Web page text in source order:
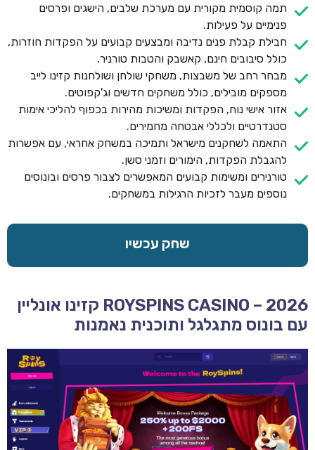
תמה קוסמית מקורית עם מערכת שלבים, הישגים ופרסים
פנימיים על פעילות.
חבילת קבלת פנים נדיבה ומבצעים קבועים על הפקדות חוזרות,
כולל סיבובים חינם, קאשבק והטבות טורניר.
מבחר רחב של משבצות, משחקי שולחן ושולחנות קזינו לייב
מספקים מובילים, כולל משחקים חדשים וג'קפוטים.
אזור אישי נוח, הפקדות ומשיכות מהירות בכפוף להליכי אימות
סטנדרטיים ולכללי אבטחה מחמירים.
התאמה לשחקנים מישראל ותמיכה במשחק אחראי, עם אפשרות
להגבלת הפקדות, הימורים וזמני סשן.
טורנירים ומשימות קבועים המאפשרים לצבור פרסים ובונוסים
נוספים מעבר לזכיות הרגילות במשחקים.
שחק עכשיו
ROYSPINS CASINO – 2026 קזינו אונליין
עם בונוס מתגלגל ותוכנית נאמנות